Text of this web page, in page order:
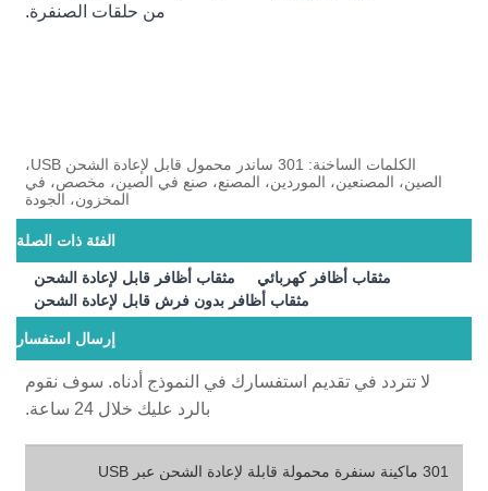
من حلقات الصنفرة.
الكلمات الساخنة: 301 ساندر محمول قابل لإعادة الشحن USB،
الصين، المصنعين، الموردين، المصنع، صنع في الصين، مخصص، في
المخزون، الجودة
الفئة ذات الصلة
مثقاب أظافر قابل لإعادة الشحن
مثقاب أظافر كهربائي
مثقاب أظافر بدون فرش قابل لإعادة الشحن
إرسال استفسار
لا تتردد في تقديم استفسارك في النموذج أدناه. سوف نقوم
بالرد عليك خلال 24 ساعة.